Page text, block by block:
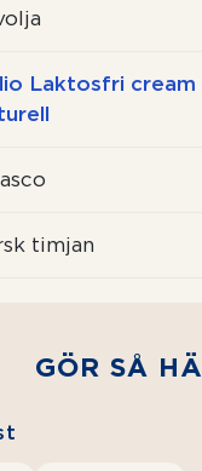
Laktosfri cream
timjan
GÖR SÅ